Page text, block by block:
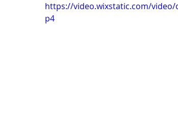
https://video.wixstatic.com/video/
p4